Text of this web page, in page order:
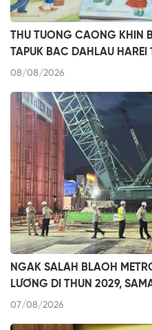
THU TUONG CAONG KHIN
TAPUK BAC DAHLAU HAREI
08/08/2026
NGAK SALAH BLAOH
LƯƠNG DI THUN 2029,
07/08/2026